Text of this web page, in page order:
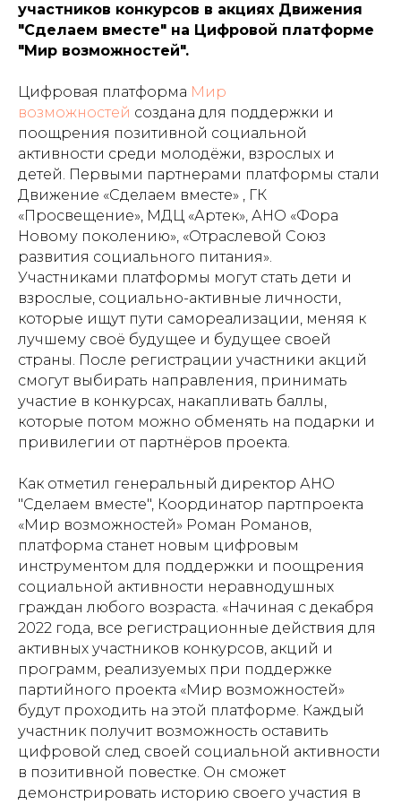
участников конкурсов в акциях Движения
"Сделаем вместе" на Цифровой платформе
"Мир возможностей".
Цифровая платформа Мир
возможностей создана для поддержки и
поощрения позитивной социальной
активности среди молодёжи, взрослых и
детей. Первыми партнерами платформы стали
Движение «Сделаем вместе» , ГК
«Просвещение», МДЦ «Артек», АНО «Фора
Новому поколению», «Отраслевой Союз
развития социального питания».
Участниками платформы могут стать дети и
взрослые, социально-активные личности,
которые ищут пути самореализации, меняя к
лучшему своё будущее и будущее своей
страны. После регистрации участники акций
смогут выбирать направления, принимать
участие в конкурсах, накапливать баллы,
которые потом можно обменять на подарки и
привилегии от партнёров проекта.
Как отметил генеральный директор АНО
"Сделаем вместе", Координатор партпроекта
«Мир возможностей» Роман Романов,
платформа станет новым цифровым
инструментом для поддержки и поощрения
социальной активности неравнодушных
граждан любого возраста. «Начиная с декабря
2022 года, все регистрационные действия для
активных участников конкурсов, акций и
программ, реализуемых при поддержке
партийного проекта «Мир возможностей»
будут проходить на этой платформе. Каждый
участник получит возможность оставить
цифровой след своей социальной активности
в позитивной повестке. Он сможет
демонстрировать историю своего участия в